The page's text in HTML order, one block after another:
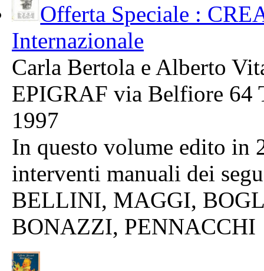
Offerta Speciale :
Internazionale
Carla Bertola e Alberto
EPIGRAF via Belfiore 64
1997
In questo volume edito in
interventi manuali dei
BELLINI, MAGGI,
BONAZZI, PENNACCHI